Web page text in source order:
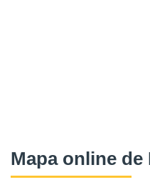
Mapa online